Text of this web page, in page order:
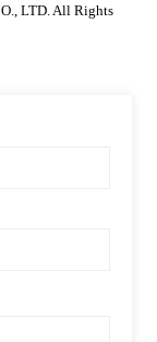
LTD. All Rights